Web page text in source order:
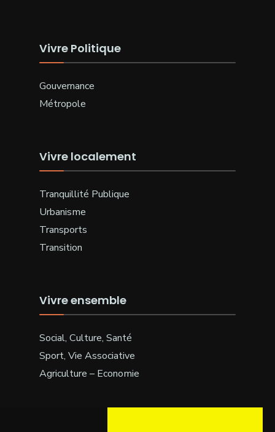
Vivre Politique
Gouvernance
Métropole
Vivre localement
Tranquillité Publique
Urbanisme
Transports
Transition
Vivre ensemble
Social, Culture, Santé
Sport, Vie Associative
Agriculture – Economie